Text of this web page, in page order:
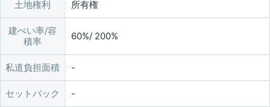
土地権利 所有権
建ぺい率/容
積率
60%/ 200%
私道負担面積
セットバック